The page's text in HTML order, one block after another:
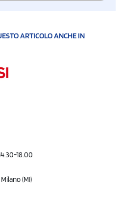
ARTICOLO ANCHE IN
18.00
(MI)